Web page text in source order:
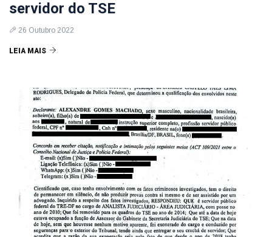
servidor do TSE
26 Outubro 2022
LEIA MAIS